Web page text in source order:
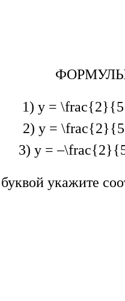
1) y =
2) y =
3) y = –
укажите